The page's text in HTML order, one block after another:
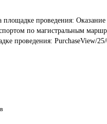
площадке проведения:
по магистральным
проведения: PurchaseView/